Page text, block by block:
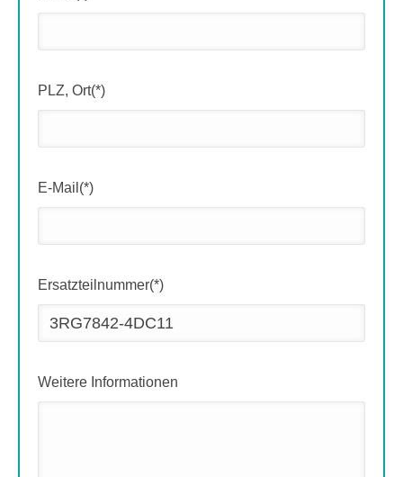
PLZ, Ort(*)
E-Mail(*)
Ersatzteilnummer(*)
Weitere Informationen